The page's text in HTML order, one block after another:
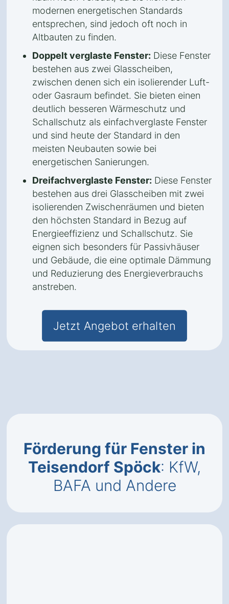
modernen energetischen Standards
entsprechen, sind jedoch oft noch in
Altbauten zu finden.
Doppelt verglaste Fenster: Diese Fenster
bestehen aus zwei Glasscheiben,
zwischen denen sich ein isolierender Luft-
oder Gasraum befindet. Sie bieten einen
deutlich besseren Wärmeschutz und
Schallschutz als einfachverglaste Fenster
und sind heute der Standard in den
meisten Neubauten sowie bei
energetischen Sanierungen.
Dreifachverglaste Fenster: Diese Fenster
bestehen aus drei Glasscheiben mit zwei
isolierenden Zwischenräumen und bieten
den höchsten Standard in Bezug auf
Energieeffizienz und Schallschutz. Sie
eignen sich besonders für Passivhäuser
und Gebäude, die eine optimale Dämmung
und Reduzierung des Energieverbrauchs
anstreben.
Jetzt Angebot erhalten
Förderung für Fenster in
Teisendorf Spöck: KfW,
BAFA und Andere